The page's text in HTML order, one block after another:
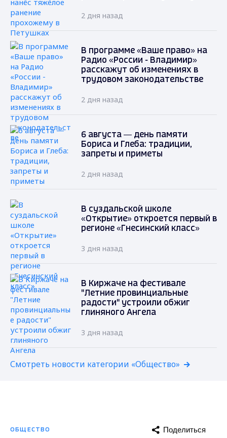
2 дня назад
В программе «Ваше право» на
Радио «России - Владимир»
расскажут об изменениях в
трудовом законодательстве
2 дня назад
6 августа — день памяти
Бориса и Глеба: традиции,
запреты и приметы
2 дня назад
В суздальской школе
«Открытие» откроется первый в
регионе «Гнесинский класс»
3 дня назад
В Киржаче на фестивале
"Летние провинциальные
радости" устроили обжиг
глиняного Ангела
3 дня назад
Смотреть новости категории «Общество»
ОБЩЕСТВО Поделиться